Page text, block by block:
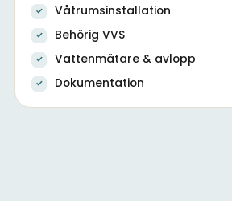
Våtrumsinstallation
Behörig VVS
Vattenmätare & avlopp
Dokumentation
Renoverad tvättstuga med ny VVS